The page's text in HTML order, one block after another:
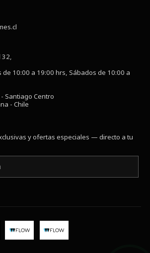
32,
de 10:00 a 19:00 hrs, Sábados de 10:00 a
Santiago Centro
- Chile
y ofertas especiales — directo a tu